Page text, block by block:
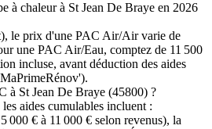
à chaleur à St Jean De Braye en 2026
le prix d'une PAC Air/Air varie de
une PAC Air/Eau, comptez de 11 500
incluse, avant déduction des aides
à St Jean De Braye (45800) ?
aides cumulables incluent :
000 € à 11 000 € selon revenus), la